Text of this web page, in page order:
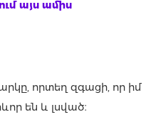
այս ամիս
որտեղ զգացի, որ իմ
են և լսված։